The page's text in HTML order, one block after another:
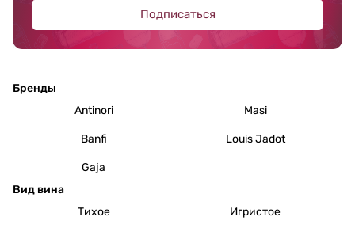
Подписаться
Бренды
Antinori
Masi
Banfi Louis Jadot
Gaja
Вид вина
Тихое
Игристое